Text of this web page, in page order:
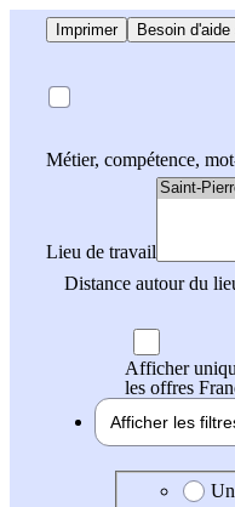
Imprimer Besoin
Métier, compétence,
Lieu de travail
Distance autour du
Afficher
les offres
Afficher les
Date de